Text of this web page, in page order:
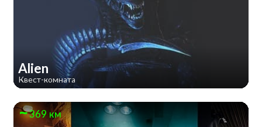
Alien
Квест-комната
369 км